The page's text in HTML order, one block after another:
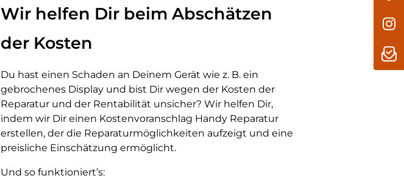
Wir helfen Dir beim Abschätzen
der Kosten
Du hast einen Schaden an Deinem Gerät wie z. B. ein
gebrochenes Display und bist Dir wegen der Kosten der
Reparatur und der Rentabilität unsicher? Wir helfen Dir,
indem wir Dir einen Kostenvoranschlag Handy Reparatur
erstellen, der die Reparaturmöglichkeiten aufzeigt und eine
preisliche Einschätzung ermöglicht.
Und so funktioniert’s: